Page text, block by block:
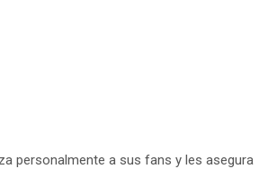
personalmente a sus fans y les asegura